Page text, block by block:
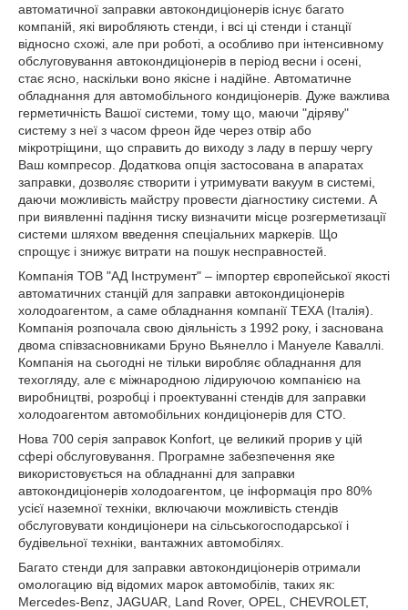
автоматичної заправки автокондиціонерів існує багато
компаній, які виробляють стенди, і всі ці стенди і станції
відносно схожі, але при роботі, а особливо при інтенсивному
обслуговування автокондиціонерів в період весни і осені,
стає ясно, наскільки воно якісне і надійне. Автоматичне
обладнання для автомобільного кондиціонерів. Дуже важлива
герметичність Вашої системи, тому що, маючи "діряву"
систему з неї з часом фреон йде через отвір або
мікротріщини, що справить до виходу з ладу в першу чергу
Ваш компресор. Додаткова опція застосована в апаратах
заправки, дозволяє створити і утримувати вакуум в системі,
даючи можливість майстру провести діагностику системи. А
при виявленні падіння тиску визначити місце розгерметизації
системи шляхом введення спеціальних маркерів. Що
спрощує і знижує витрати на пошук несправностей.
Компанія ТОВ "АД Інструмент" – імпортер європейської якості
автоматичних станцій для заправки автокондиціонерів
холодоагентом, а саме обладнання компанії ТЕХА (Італія).
Компанія розпочала свою діяльність з 1992 року, і заснована
двома співзасновниками Бруно Вьянелло і Мануеле Каваллі.
Компанія на сьогодні не тільки виробляє обладнання для
техогляду, але є міжнародною лідируючою компанією на
виробництві, розробці і проектуванні стендів для заправки
холодоагентом автомобільних кондиціонерів для СТО.
Нова 700 серія заправок Konfort, це великий прорив у цій
сфері обслуговування. Програмне забезпечення яке
використовується на обладнанні для заправки
автокондиціонерів холодоагентом, це інформація про 80%
усієї наземної техніки, включаючи можливість стендів
обслуговувати кондиціонери на сільськогосподарської і
будівельної техніки, вантажних автомобілях.
Багато стенди для заправки автокондиціонерів отримали
омологацию від відомих марок автомобілів, таких як:
Mercedes-Benz, JAGUAR, Land Rover, OPEL, CHEVROLET,